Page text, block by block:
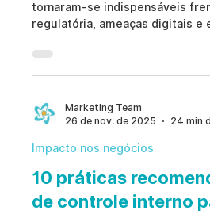
tornaram-se indispensáveis
regulatória, ameaças digitais e
ferramentas de gestão de
lacunas de visibilidade,
Marketing Team
26 de nov. de 2025
24 min
Impacto nos negócios
10 práticas
de controle interno